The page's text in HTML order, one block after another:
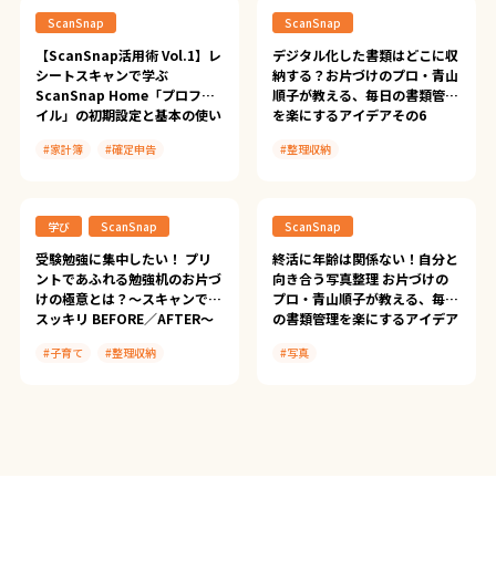
ScanSnap
【ScanSnap活用術 Vol.1】レ
シートスキャンで学ぶ
ScanSnap Home「プロファ
イル」の初期設定と基本の使い
#家計簿
#確定申告
#ScanSnapプロファイル入門～
レッスン～
ScanSnap
デジタル化した書類はどこに収
納する？お片づけのプロ・青山
順子が教える、毎日の書類管理
を楽にするアイデアその6
#整理収納
アイデア
学び ScanSnap
受験勉強に集中したい！ プリ
ントであふれる勉強机のお片づ
けの極意とは？〜スキャンで
スッキリ BEFORE／AFTER〜
#子育て
#整理収納
ScanSnap
終活に年齢は関係ない！自分と
向き合う写真整理 お片づけの
プロ・青山順子が教える、毎日
の書類管理を楽にするアイデア
#写真